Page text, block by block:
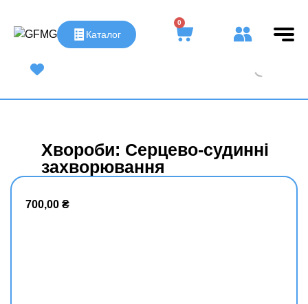
UA | RU
Каталог
0
Хвороби: Серцево-судинні
захворювання
700,00 ₴